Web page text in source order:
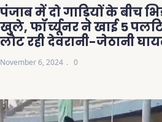
पंजाब में दो गाड़ियों के बीच
खुले, फॉर्च्यूनर ने खाई 5
लौट रही देवरानी-जेठानी
November 6, 2024 0